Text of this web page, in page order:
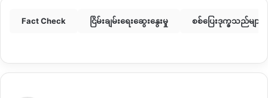
Fact Check ငြိမ်းချမ်းရေးဆွေးနွေးမှု စစ်ပြေးဒုက္ခသည်များ